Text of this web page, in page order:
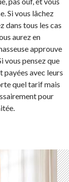
Si vous lâchez
dans tous les cas
aurez en
approuve
vous pensez que
payées avec leurs
quel tarif mais
pour